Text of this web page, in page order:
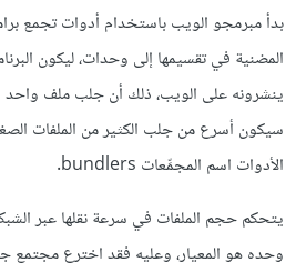
بدأ مبرمجو الويب باستخدام أدوات تجمع
المضنية في تقسيمها إلى وحدات، ليكون
ينشرونه على الويب، ذلك أن جلب ملف واحد
سيكون أسرع من جلب الكثير من الملفات
الأدوات اسم المجمِّعات bundlers.
يتحكم حجم الملفات في سرعة نقلها عبر
وحده هو المعيار، وعليه فقد اخترع